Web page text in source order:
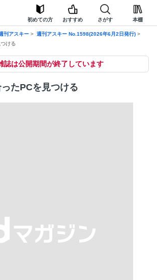
初めての方 おすすめ さがす 本棚
刊アスキー
週刊アスキー No.1598(2026年6月2日発行)
ける
誌は公開期間が終了しています
たPCを見つける